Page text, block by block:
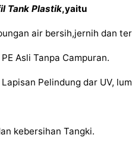
Tank Plastik,yaitu
air bersih,jernih dan
Asli Tanpa Campuran.
Pelindung dar UV,
kebersihan Tangki.